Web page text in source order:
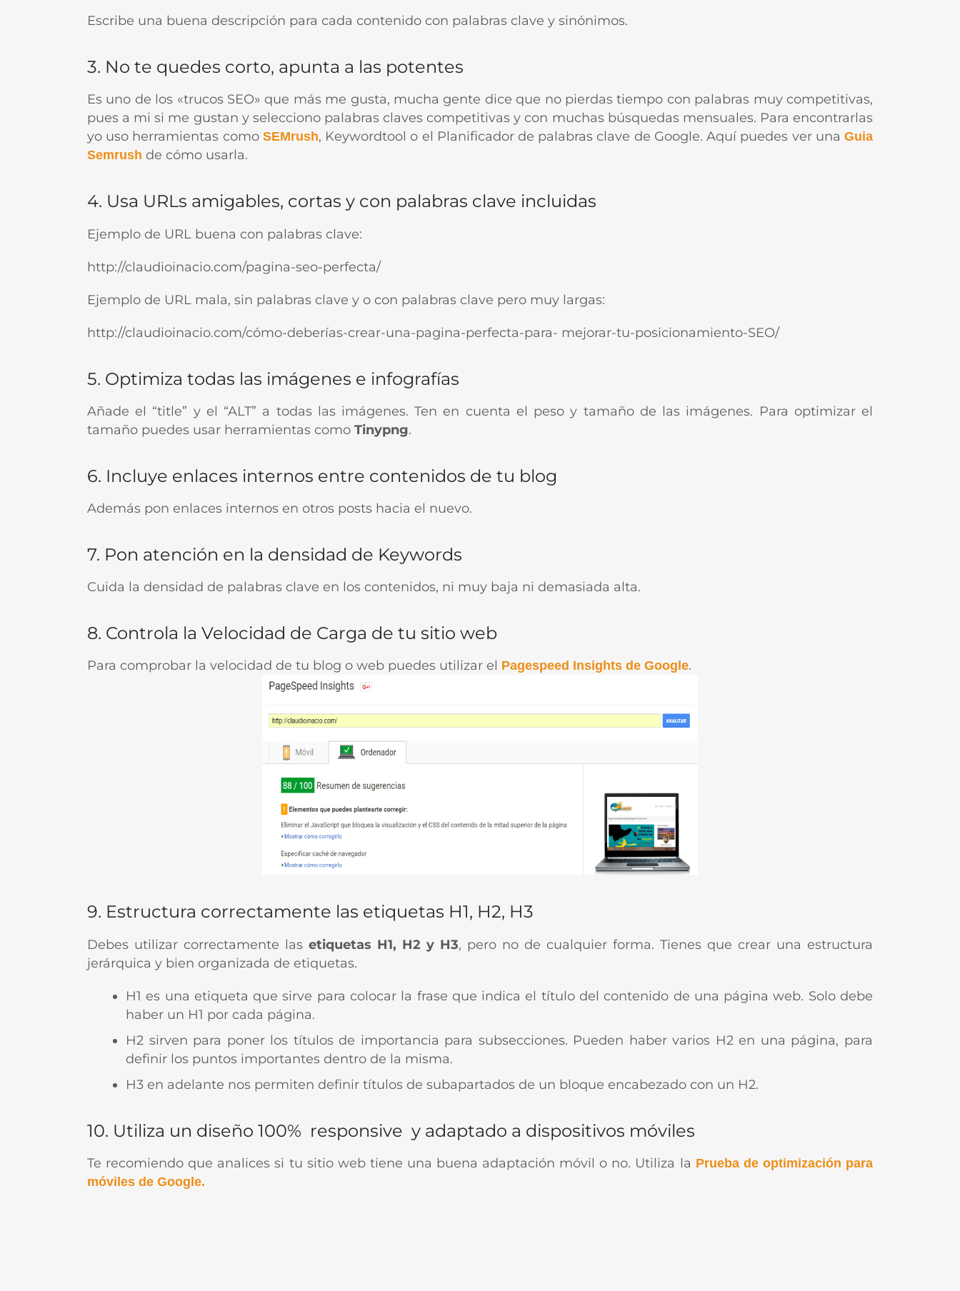
Escribe una buena descripción para cada contenido con palabras clave y sinónimos.
3. No te quedes corto, apunta a las potentes
Es uno de los «trucos SEO» que más me gusta, mucha gente dice que no pierdas tiempo con palabras muy competitivas,
pues a mi si me gustan y selecciono palabras claves competitivas y con muchas búsquedas mensuales. Para encontrarlas
yo uso herramientas como SEMrush, Keywordtool o el Planificador de palabras clave de Google. Aquí puedes ver unaGuia
Semrush de cómo usarla.
4. Usa URLs amigables, cortas y con palabras clave incluidas
Ejemplo de URL buena con palabras clave:
http://claudioinacio.com/pagina-seo-perfecta/
Ejemplo de URL mala, sin palabras clave y o con palabras clave pero muy largas:
http://claudioinacio.com/cómo-deberías-crear-una-pagina-perfecta-para- mejorar-tu-posicionamiento-SEO/
5. Optimiza todas las imágenes e infografías
Añade el “title” y el “ALT” a todas las imágenes. Ten en cuenta el peso y tamaño de las imágenes. Para optimizar el
tamaño puedes usar herramientas como Tinypng.
6. Incluye enlaces internos entre contenidos de tu blog
Además pon enlaces internos en otros posts hacia el nuevo.
7. Pon atención en la densidad de Keywords
Cuida la densidad de palabras clave en los contenidos, ni muy baja ni demasiada alta.
8. Controla la Velocidad de Carga de tu sitio web
Para comprobar la velocidad de tu blog o web puedes utilizar el Pagespeed Insights de Google.
9. Estructura correctamente las etiquetas H1, H2, H3
Debes utilizar correctamente las etiquetas H1, H2 y H3, pero no de cualquier forma. Tienes que crear una estructura
jerárquica y bien organizada de etiquetas.
H1 es una etiqueta que sirve para colocar la frase que indica el título del contenido de una página web. Solo debe
haber un H1 por cada página.
H2 sirven para poner los títulos de importancia para subsecciones. Pueden haber varios H2 en una página, para
definir los puntos importantes dentro de la misma.
H3 en adelante nos permiten definir títulos de subapartados de un bloque encabezado con un H2.
10. Utiliza un diseño 100% responsive y adaptado a dispositivos móviles
Te recomiendo que analices si tu sitio web tiene una buena adaptación móvil o no. Utiliza la Prueba de optimización para
móviles de Google.